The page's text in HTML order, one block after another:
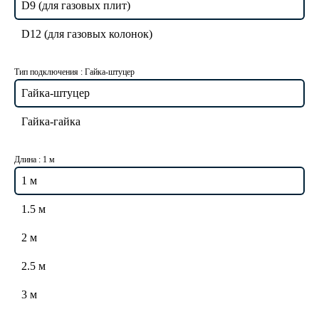
D9 (для газовых плит)
D12 (для газовых колонок)
Тип подключения : Гайка-штуцер
Гайка-штуцер
Гайка-гайка
Длина : 1 м
1 м
1.5 м
2 м
2.5 м
3 м